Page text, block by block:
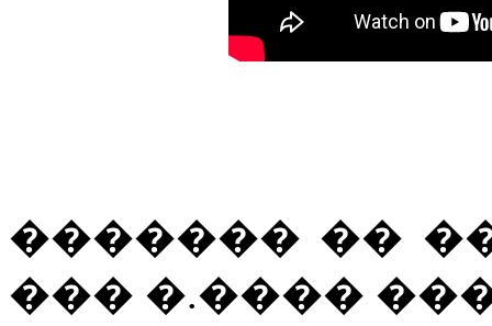
������� ��
��� �.����